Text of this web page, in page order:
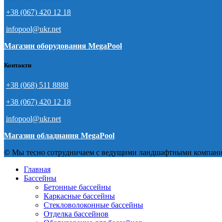
+38 (067) 420 12 18
infopool@ukr.net
Магазин оборудования MegaPool
Контакти
+38 (068) 511 8888
+38 (067) 420 12 18
infopool@ukr.net
Магазин обладнання MegaPool
© Мы тесно сотрудничаем с ведущими ландшафтными
Главная
Бассейны
Бетонные бассейны
Каркасные бассейны
Стекловолоконные бассейны
Отделка бассейнов